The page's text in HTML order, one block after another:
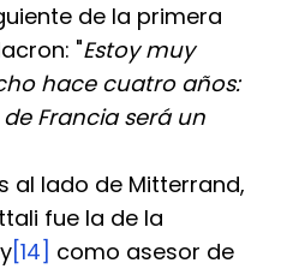
de la primera
"Estoy muy
hace cuatro años:
Francia será un
al lado de Mitterrand,
fue la de la
[14] como asesor de